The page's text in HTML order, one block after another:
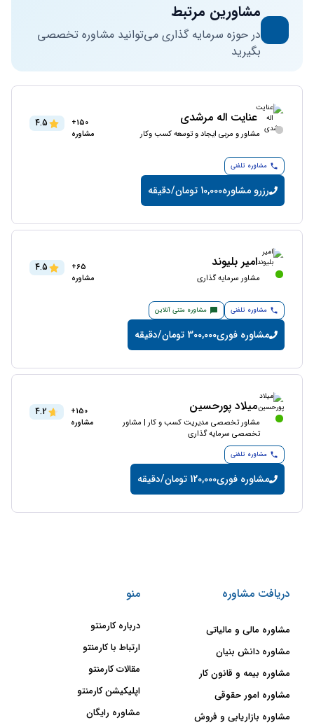
مشاورین مرتبط
در حوزه سرمایه گذاری می‌توانید مشاوره تخصصی
بگیرید
عنایت اله مرشدی
مشاور و مربی ایجاد و توسعه کسب وکار
150+
مشاوره
4.5
مشاوره تلفنی
رزرو مشاوره10,000 تومان/دقیقه
امیر بلیوند
مشاور سرمایه گذاری
65+
مشاوره
4.5
مشاوره تلفنی مشاوره متنی آنلاین
مشاوره فوری300,000 تومان/دقیقه
میلاد پورحسین
مشاور تخصصی مدیریت کسب و‌ کار‌ | مشاور
تخصصی سرمایه گذاری
150+
مشاوره
4.2
مشاوره تلفنی
مشاوره فوری120,000 تومان/دقیقه
دریافت مشاوره
مشاوره مالی و مالیاتی
مشاوره دانش بنیان
مشاوره بیمه و قانون کار
مشاوره امور حقوقی
مشاوره بازاریابی و فروش
منو
درباره کارمنتو
ارتباط با کارمنتو
مقالات کارمنتو
اپلیکیشن کارمنتو
مشاوره رایگان